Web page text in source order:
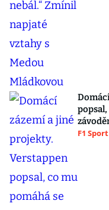
F1 Sport